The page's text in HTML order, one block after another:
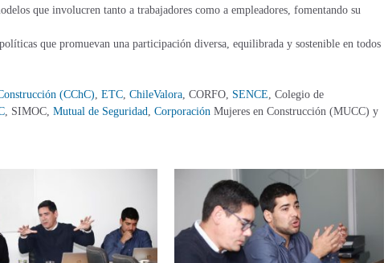
que involucren tanto a trabajadores como a empleadores, fomentando su
que promuevan una participación diversa, equilibrada y sostenible en todos
(CChC), ETC, ChileValora, CORFO, SENCE, Colegio de
, SIMOC, Mutual de Seguridad, Corporación Mujeres en Construcción (MUCC) y